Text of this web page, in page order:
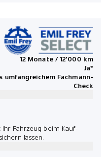
12 Monate / 12'000 km
Ja*
umfangreichem Fachmann-
Check
Fahrzeug beim Kauf-
lassen.